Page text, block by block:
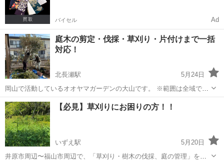
バイセル Ad
庭木の剪定・伐採・草刈り・片付けまで一括
対応！
北長瀬駅
5月24日
岡山で活動しているオオヤマガーデンの大山です。 ※範囲は全域です
が、場所によっては出張費をいただく場合がございます。 地域密着
で、庭木の剪定・伐採・草刈りを行っています。 丁寧な作業と、相談
しやすい対応を心掛けています。 ...
岡山 岡山市 北長瀬駅 剪定/造園 庭木
【必見】草刈りにお困りの方！！
いずえ駅
5月20日
井原市周辺〜福山市周辺で、「草刈り・樹木の伐採、庭の管理」をし